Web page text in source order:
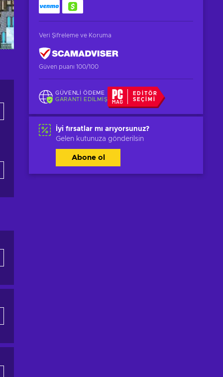
Veri Şifreleme ve Koruma
Güven puanı 100/100
GÜVENLI ÖDEME
GARANTI EDILMIŞ
EDITÖR
SEÇIMI
İyi fırsatlar mı arıyorsunuz?
Gelen kutunuza gönderilsin
Abone ol